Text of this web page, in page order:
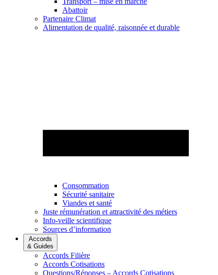
Abattoir
Partenaire Climat
Alimentation de qualité, raisonnée et durable
Consommation
Sécurité sanitaire
Viandes et santé
Juste rémunération et attractivité des métiers
Info-veille scientifique
Sources d’information
Accords
& Guides
Accords Filière
Accords Cotisations
Questions/Réponses – Accords Cotisations